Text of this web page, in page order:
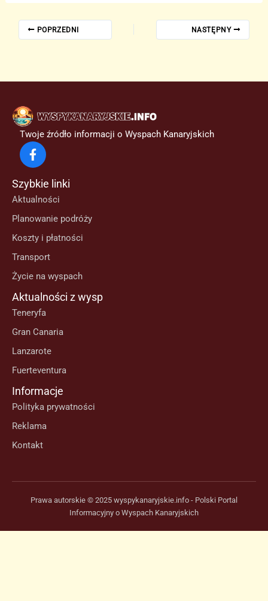
POPRZEDNI NASTĘPNY
Twoje źródło informacji o Wyspach Kanaryjskich
Szybkie linki
Aktualności
Planowanie podróży
Koszty i płatności
Transport
Życie na wyspach
Aktualności z wysp
Teneryfa
Gran Canaria
Lanzarote
Fuerteventura
Informacje
Polityka prywatności
Reklama
Kontakt
Prawa autorskie © 2025 wyspykanaryjskie.info - Polski Portal
Informacyjny o Wyspach Kanaryjskich